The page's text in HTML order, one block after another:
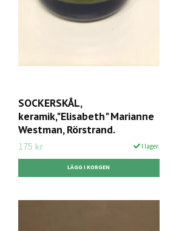
SOCKERSKÅL,
keramik,"Elisabeth" Marianne
Westman, Rörstrand.
175 kr I lager.